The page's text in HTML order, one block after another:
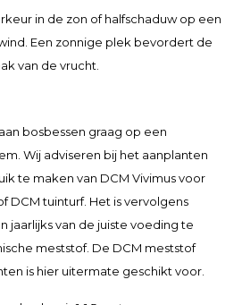
in de zon of halfschaduw op een
Een zonnige plek bevordert de
van de vrucht.
bosbessen graag op een
Wij adviseren bij het aanplanten
te maken van DCM Vivimus voor
DCM tuinturf. Het is vervolgens
jaarlijks van de juiste voeding te
meststof. De DCM meststof
is hier uitermate geschikt voor.